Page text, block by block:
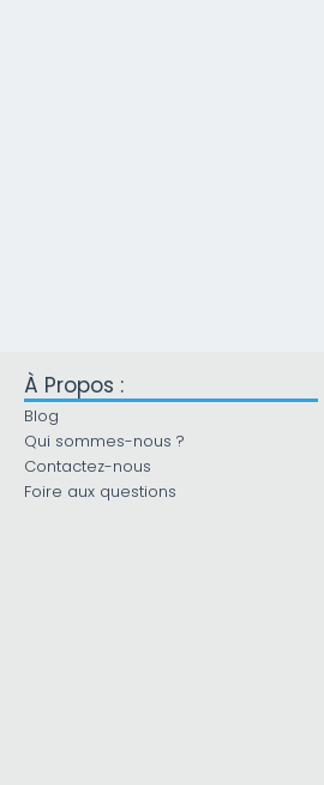
À Propos :
Blog
Qui sommes-nous ?
Contactez-nous
Foire aux questions